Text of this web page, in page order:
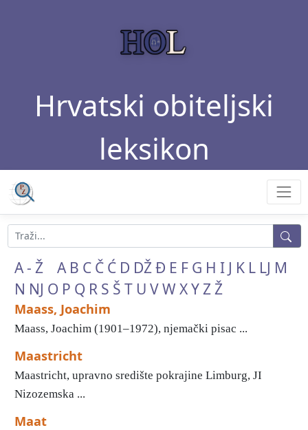
Hrvatski obiteljski
leksikon
A - Ž A B C Č Ć D DŽĐ E F G H I J K L LJ M
N NJ O P Q R S Š T U VW XYZŽ
Maass, Joachim
Maass, Joachim (1901–1972), njemački pisac ...
Maastricht
Maastricht, upravno središte pokrajine Limburg, JI
Nizozemska ...
Maat